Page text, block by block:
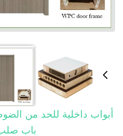
أبواب داخلية للحد من
باب صلب